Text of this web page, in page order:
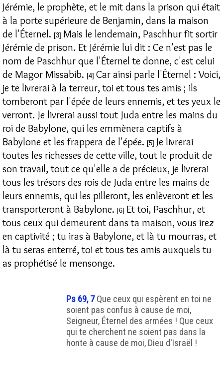
Jérémie, le prophète, et le mit dans la prison qui était
à la porte supérieure de Benjamin, dans la maison
de l'Éternel. [3] Mais le lendemain, Paschhur fit sortir
Jérémie de prison. Et Jérémie lui dit : Ce n'est pas le
nom de Paschhur que l'Éternel te donne, c'est celui
de Magor Missabib. [4] Car ainsi parle l'Éternel : Voici,
je te livrerai à la terreur, toi et tous tes amis ; ils
tomberont par l'épée de leurs ennemis, et tes yeux le
verront. Je livrerai aussi tout Juda entre les mains du
roi de Babylone, qui les emmènera captifs à
Babylone et les frappera de l'épée. [5] Je livrerai
toutes les richesses de cette ville, tout le produit de
son travail, tout ce qu'elle a de précieux, je livrerai
tous les trésors des rois de Juda entre les mains de
leurs ennemis, qui les pilleront, les enlèveront et les
transporteront à Babylone. [6] Et toi, Paschhur, et
tous ceux qui demeurent dans ta maison, vous irez
en captivité ; tu iras à Babylone, et là tu mourras, et
là tu seras enterré, toi et tous tes amis auxquels tu
as prophétisé le mensonge.
Ps 69, 7Que ceux qui espèrent en toi ne
soient pas confus à cause de moi,
Seigneur, Éternel des armées ! Que ceux
qui te cherchent ne soient pas dans la
honte à cause de moi, Dieu d'Israël !